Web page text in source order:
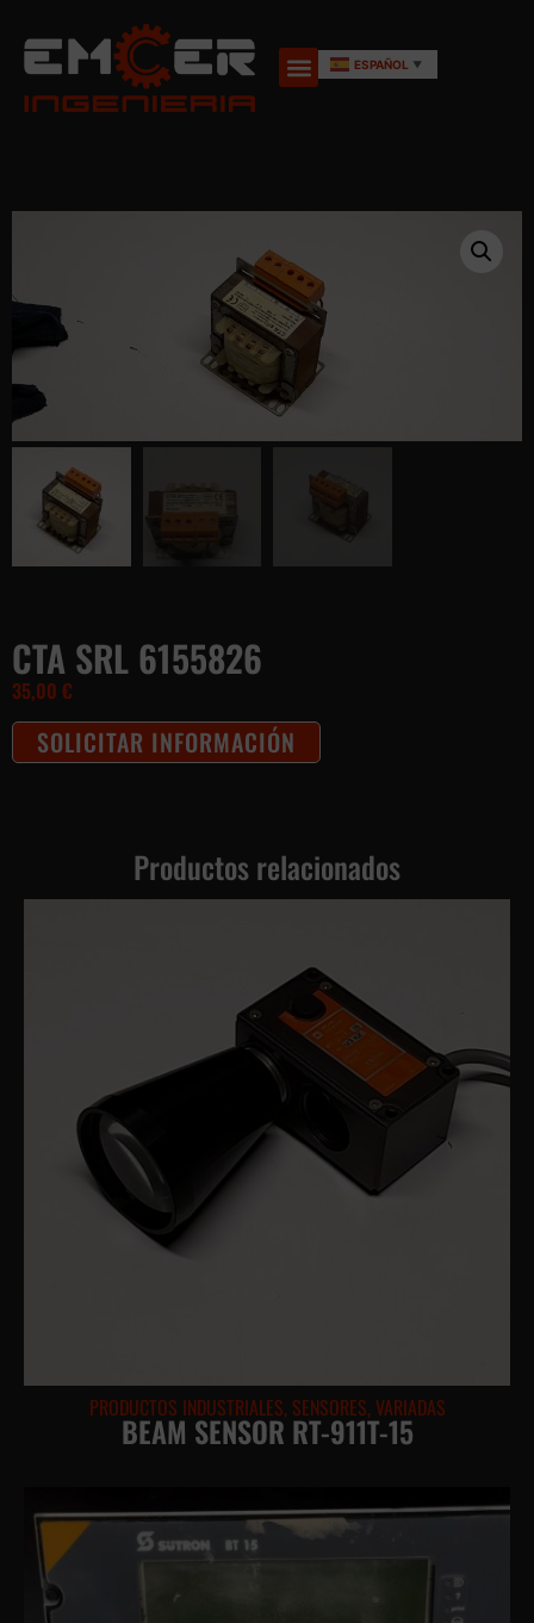
ESPAÑOL ▼
CTA SRL 6155826
35,00 €
SOLICITAR INFORMACIÓN
Productos relacionados
PRODUCTOS INDUSTRIALES, SENSORES, VARIADAS
BEAM SENSOR RT-911T-15